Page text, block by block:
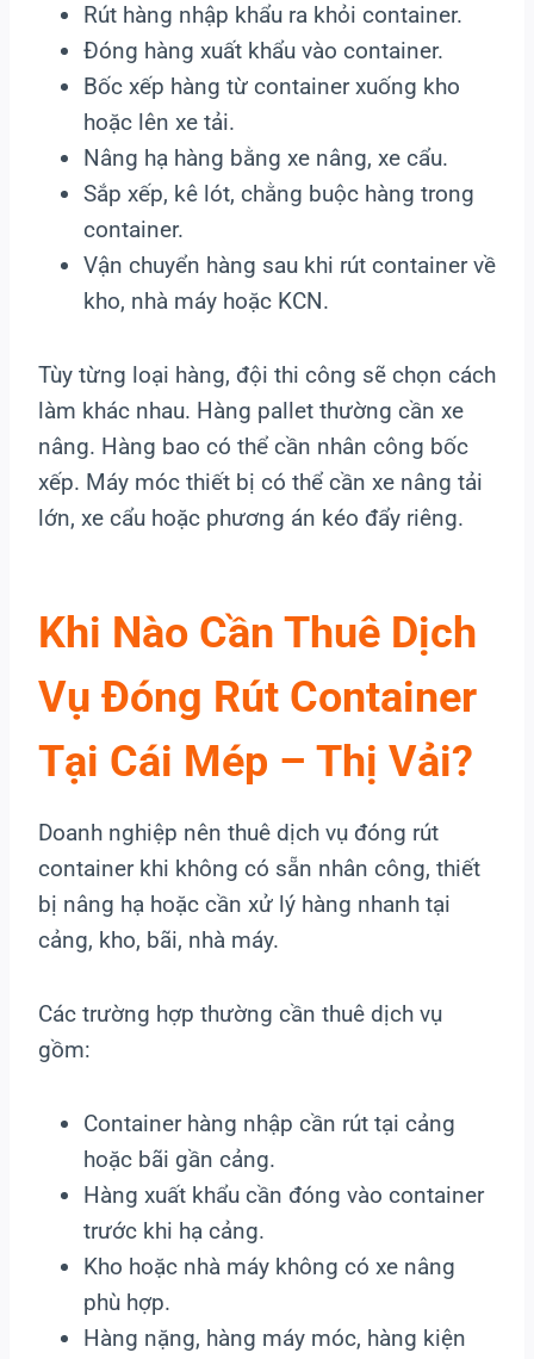
Rút hàng nhập khẩu ra khỏi container.
Đóng hàng xuất khẩu vào container.
Bốc xếp hàng từ container xuống kho
hoặc lên xe tải.
Nâng hạ hàng bằng xe nâng, xe cẩu.
Sắp xếp, kê lót, chằng buộc hàng trong
container.
Vận chuyển hàng sau khi rút container về
kho, nhà máy hoặc KCN.
Tùy từng loại hàng, đội thi công sẽ chọn cách
làm khác nhau. Hàng pallet thường cần xe
nâng. Hàng bao có thể cần nhân công bốc
xếp. Máy móc thiết bị có thể cần xe nâng tải
lớn, xe cẩu hoặc phương án kéo đẩy riêng.
Khi Nào Cần Thuê Dịch
Vụ Đóng Rút Container
Tại Cái Mép – Thị Vải?
Doanh nghiệp nên thuê dịch vụ đóng rút
container khi không có sẵn nhân công, thiết
bị nâng hạ hoặc cần xử lý hàng nhanh tại
cảng, kho, bãi, nhà máy.
Các trường hợp thường cần thuê dịch vụ
gồm:
Container hàng nhập cần rút tại cảng
hoặc bãi gần cảng.
Hàng xuất khẩu cần đóng vào container
trước khi hạ cảng.
Kho hoặc nhà máy không có xe nâng
phù hợp.
Hàng nặng, hàng máy móc, hàng kiện